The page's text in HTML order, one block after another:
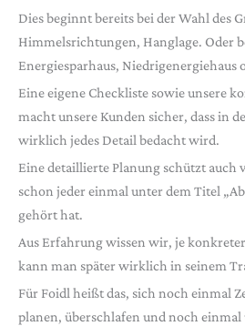
Dies beginnt bereits bei der Wahl des
Himmelsrichtungen, Hanglage. Oder
Energiesparhaus, Niedrigenergiehaus
Eine eigene Checkliste sowie unsere
macht unsere Kunden sicher, dass in
wirklich jedes Detail bedacht wird.
Eine detaillierte Planung schützt auch
schon jeder einmal unter dem Titel
gehört hat.
Aus Erfahrung wissen wir, je
kann man später wirklich in seinem
Für Foidl heißt das, sich noch einmal
planen, überschlafen und noch einmal